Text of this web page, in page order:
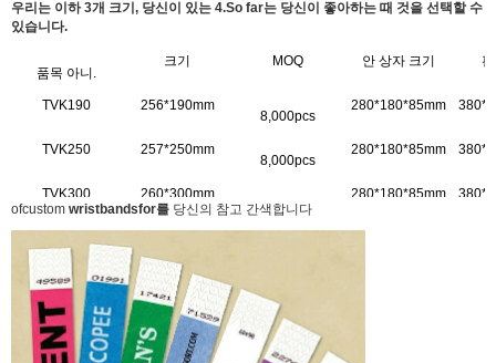
우리는 이하 3개 크기, 당신이 있는 4.So far는 당신이 좋아하는 때 것을 선택할 수
있습니다.
품목 아니.
크기 MOQ 안 상자 크기
TVK190 256*190mm
8,000pcs
280*180*85mm
TVK250 257*250mm
8,000pcs
280*180*85mm
TVK300 260*300mm
8,000pcs
280*180*85mm
ofcustom wristbandsfor를 당신의 참고 간색합니다